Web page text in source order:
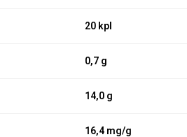
20 kpl
0,7 g
14,0 g
16,4 mg/g